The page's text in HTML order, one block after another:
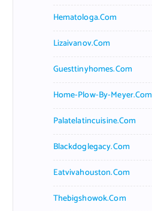
Hematologa.com
Lizaivanov.com
Guesttinyhomes.com
Home-Plow-By-Meyer.com
Palatelatincuisine.com
Blackdoglegacy.com
Eatvivahouston.com
Thebigshowok.com